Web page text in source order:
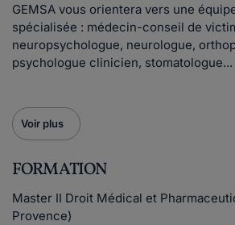
GEMSA vous orientera vers une
spécialisée : médecin-conseil de
neuropsychologue, neurologue,
psychologue clinicien, stomatologue...
Voir plus
FORMATION
Master II Droit Médical et
Provence)